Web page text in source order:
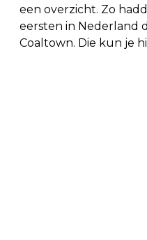
een overzicht. Zo
eersten in Nederland
Coaltown. Die kun je